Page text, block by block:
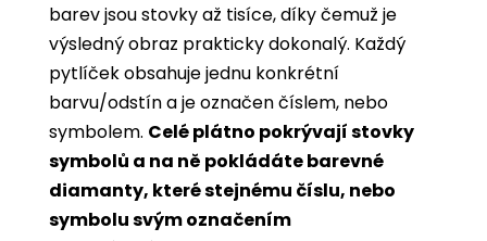
barev jsou stovky až tisíce, díky čemuž je
výsledný obraz prakticky dokonalý. Každý
pytlíček obsahuje jednu konkrétní
barvu/odstín a je označen číslem, nebo
symbolem. Celé plátno pokrývají stovky
symbolů a na ně pokládáte barevné
diamanty, které stejnému číslu, nebo
symbolu svým označením